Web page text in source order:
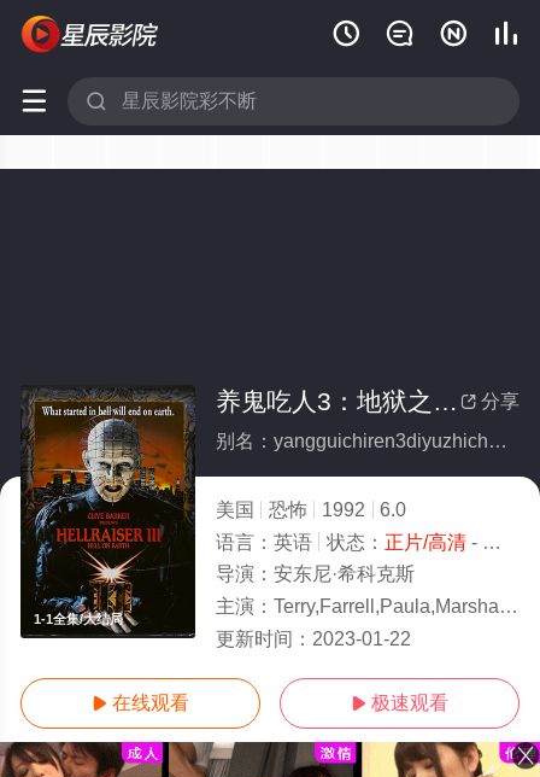
   
 
1-1全集/大结局
 分享
养鬼吃人3：地狱之城(全集)
别名：yangguichiren3diyuzhicheng
美国 恐怖 1992
6.0
语言： 英语 状态： 正片/高清- 免费在线观看
导演： 安东尼·希科克斯
主演： Terry,Farrell,Paula,Marshall,Kevin,Bernhardt,Do
更新时间： 2023-01-22
 在线观看  极速观看